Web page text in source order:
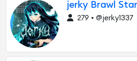
jerky Brawl
279 • @jerky1337